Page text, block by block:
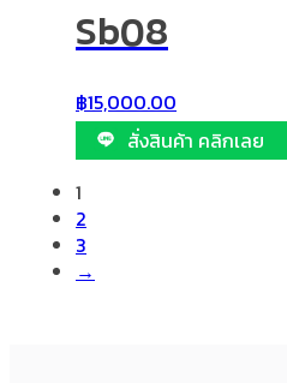
Sb08
฿15,000.00
สั่งสินค้า คลิกเลย
1
2
3
→